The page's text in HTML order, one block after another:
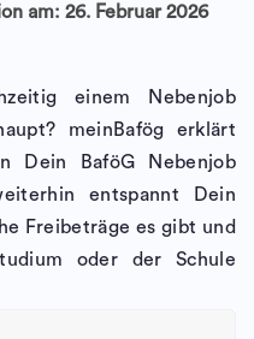
am: 26. Februar 2026
einem Nebenjob
meinBafög erklärt
Dein BaföG Nebenjob
entspannt Dein
Freibeträge es gibt und
oder der Schule